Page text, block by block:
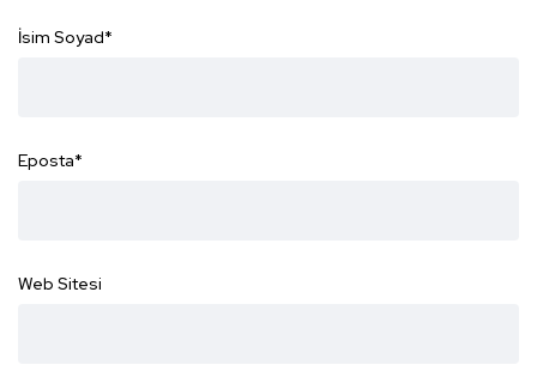
İsim Soyad*
Eposta*
Web Sitesi